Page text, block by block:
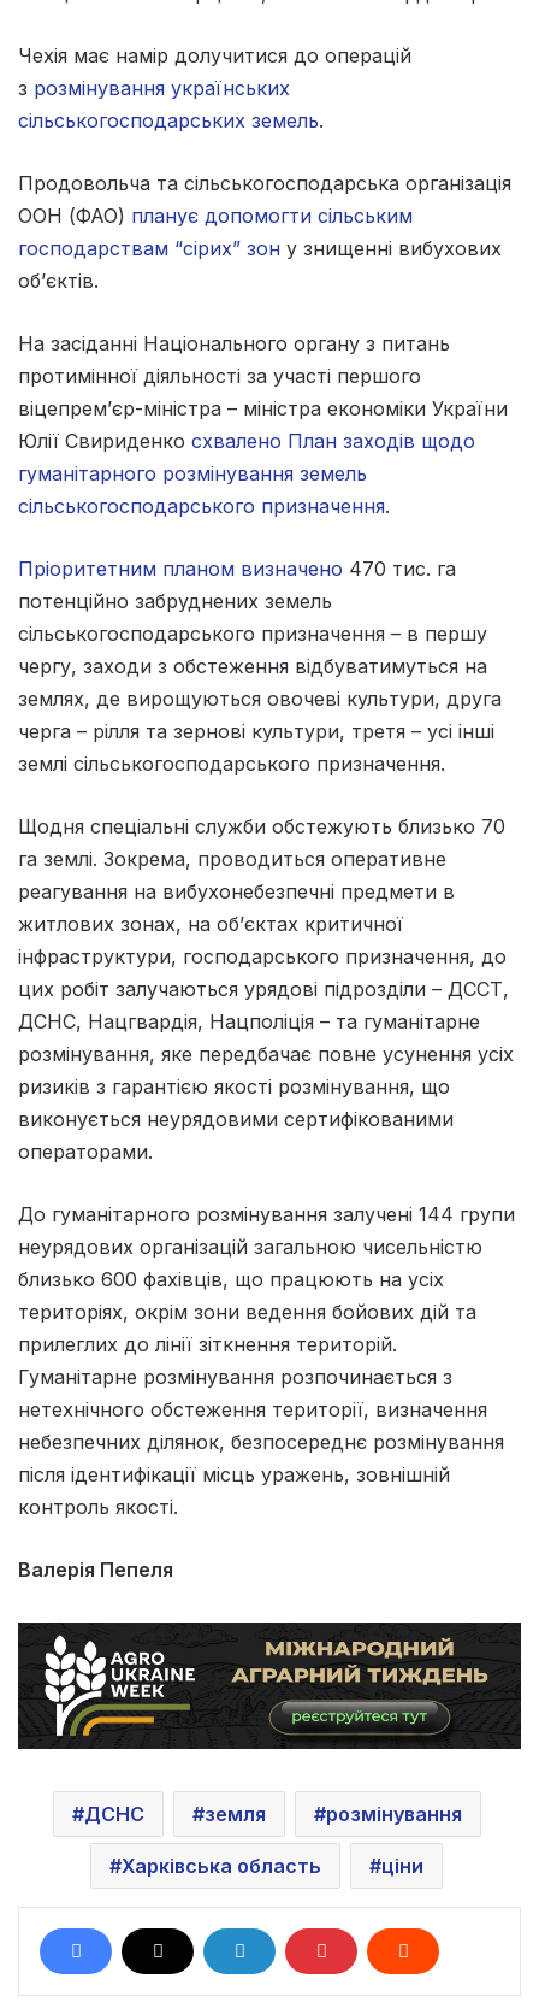
Чехія має намір долучитися до операцій
з розмінування українських
сільськогосподарських земель.
Продовольча та сільськогосподарська організація
ООН (ФАО) планує допомогти сільським
господарствам “сірих” зон у знищенні вибухових
об’єктів.
На засіданні Національного органу з питань
протимінної діяльності за участі першого
віцепрем’єр-міністра – міністра економіки України
Юлії Свириденко схвалено План заходів щодо
гуманітарного розмінування земель
сільськогосподарського призначення.
Пріоритетним планом визначено 470 тис. га
потенційно забруднених земель
сільськогосподарського призначення – в першу
чергу, заходи з обстеження відбуватимуться на
землях, де вирощуються овочеві культури, друга
черга – рілля та зернові культури, третя – усі інші
землі сільськогосподарського призначення.
Щодня спеціальні служби обстежують близько 70
га землі. Зокрема, проводиться оперативне
реагування на вибухонебезпечні предмети в
житлових зонах, на об’єктах критичної
інфраструктури, господарського призначення, до
цих робіт залучаються урядові підрозділи – ДССТ,
ДСНС, Нацгвардія, Нацполіція – та гуманітарне
розмінування, яке передбачає повне усунення усіх
ризиків з гарантією якості розмінування, що
виконується неурядовими сертифікованими
операторами.
До гуманітарного розмінування залучені 144 групи
неурядових організацій загальною чисельністю
близько 600 фахівців, що працюють на усіх
територіях, окрім зони ведення бойових дій та
прилеглих до лінії зіткнення територій.
Гуманітарне розмінування розпочинається з
нетехнічного обстеження території, визначення
небезпечних ділянок, безпосереднє розмінування
після ідентифікації місць уражень, зовнішній
контроль якості.
Валерія Пепеля
ДСНС земля розмінування
Харківська область ціни